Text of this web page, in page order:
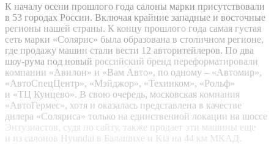
К началу осени прошлого года салоны марки присутствовали
в 53 городах России. Включая крайние западные и восточные
регионы нашей страны. К концу прошлого года самая густая
сеть марки «Солярис» была образована в столичном регионе,
где продажу машин стали вести 12 авторитейлеров. По два
шоу-рума под новый российский бренд переформатировали
компании «Авилон» и «Вам Авто», по одному – «Автомир»,
«АвтоСпецЦентр», «Мэйджор», «Техинком», «Рольф»
и «ТЦ Кунцево». В свою очередь, московская компания
«АвтоГермес», хотя и оказалась представлена в качестве
дилера «Соляриса» только на единственной локации на шоссе
Энтузиастов, судя по сайту, также продает эти машины еще
и из салонов Hyundai в Балашихе и Kia на 44 км МКАД.